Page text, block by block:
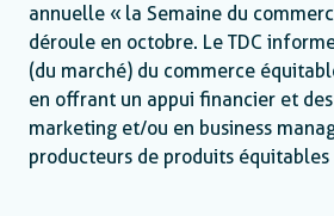
annuelle « la Semaine du
déroule en octobre. Le TDC
(du marché) du commerce
en offrant un appui financier et
marketing et/ou en business
producteurs de produits équitables